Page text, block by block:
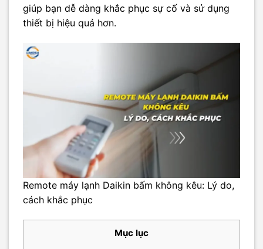
giúp bạn dễ dàng khắc phục sự cố và sử dụng
thiết bị hiệu quả hơn.
Remote máy lạnh Daikin bấm không kêu: Lý do,
cách khắc phục
Mục lục